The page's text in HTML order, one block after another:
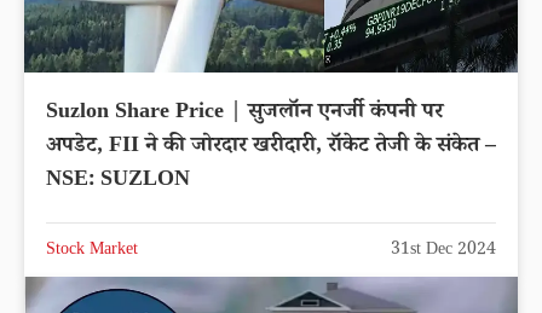
Suzlon Share Price | सुजलॉन एनर्जी कंपनी पर
अपडेट, FII ने की जोरदार खरीदारी, रॉकेट तेजी के संकेत –
NSE: SUZLON
Stock Market 31st Dec 2024